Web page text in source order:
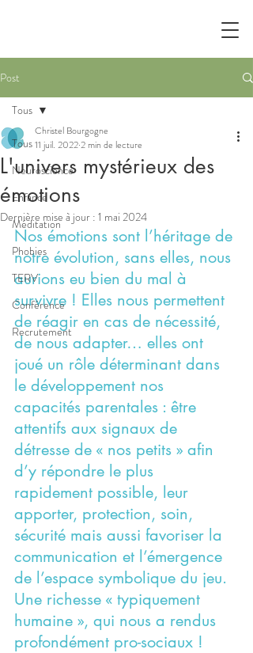
Post
Tous
Neuroscience
Enfance
Méditation
Phobies
TERV
Conférence
Recrutement
Tous
L'univers mystérieux des
émotions
Christel Bourgogne
11 juil. 20222 min de lecture
Dernière mise à jour : 1 mai 2024
Nos émotions sont l’héritage de
notre évolution, sans elles, nous
aurions eu bien du mal à
survivre ! Elles nous permettent
de réagir en cas de nécessité,
de nous adapter… elles ont
joué un rôle déterminant dans
le développement nos
capacités parentales : être
attentifs aux signaux de
détresse de « nos petits » afin
d’y répondre le plus
rapidement possible, leur
apporter, protection, soin,
sécurité mais aussi favoriser la
communication et l’émergence
de l’espace symbolique du jeu.
Une richesse « typiquement
humaine », qui nous a rendus
profondément pro-sociaux !